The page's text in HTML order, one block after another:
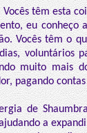
Vocês têm esta
eu conheço
Vocês têm o
voluntários
muito mais
pagando
de
a